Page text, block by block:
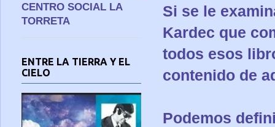
Si se le
Kardec que
todos esos
contenido de
Podemos
CENTRO SOCIAL LA
TORRETA
ENTRE LA TIERRA Y EL
CIELO